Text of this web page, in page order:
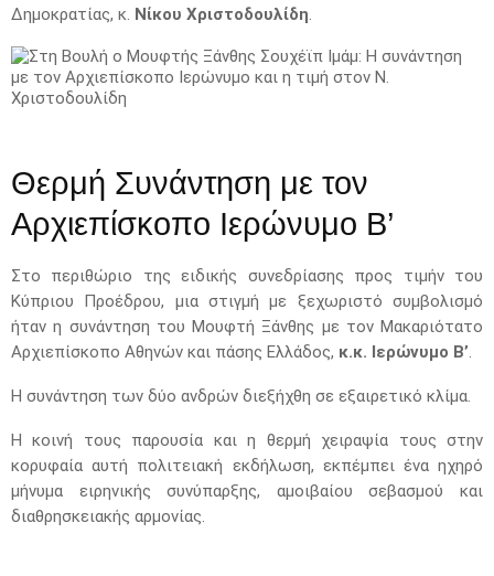
Δημοκρατίας, κ. Νίκου Χριστοδουλίδη
Θερμή Συνάντηση με τον
Αρχιεπίσκοπο Ιερώνυμο Β’
Στο περιθώριο της ειδικής συνεδρίασης προς τιμήν του
Κύπριου Προέδρου, μια στιγμή με ξεχωριστό συμβολισμό
ήταν η συνάντηση του Μουφτή Ξάνθης με τον Μακαριότατο
Αρχιεπίσκοπο Αθηνών και πάσης Ελλάδος, κ.κ. Ιερώνυμο Β’
Η συνάντηση των δύο ανδρών διεξήχθη σε εξαιρετικό κλίμα.
Η κοινή τους παρουσία και η θερμή χειραψία τους στην
κορυφαία αυτή πολιτειακή εκδήλωση, εκπέμπει ένα ηχηρό
μήνυμα ειρηνικής συνύπαρξης, αμοιβαίου σεβασμού και
διαθρησκειακής αρμονίας.